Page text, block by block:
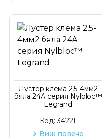
Лустер клема 2,5-4мм2
бяла 24A серия Nylbloc™
Legrand
Код:34221
Виж повече